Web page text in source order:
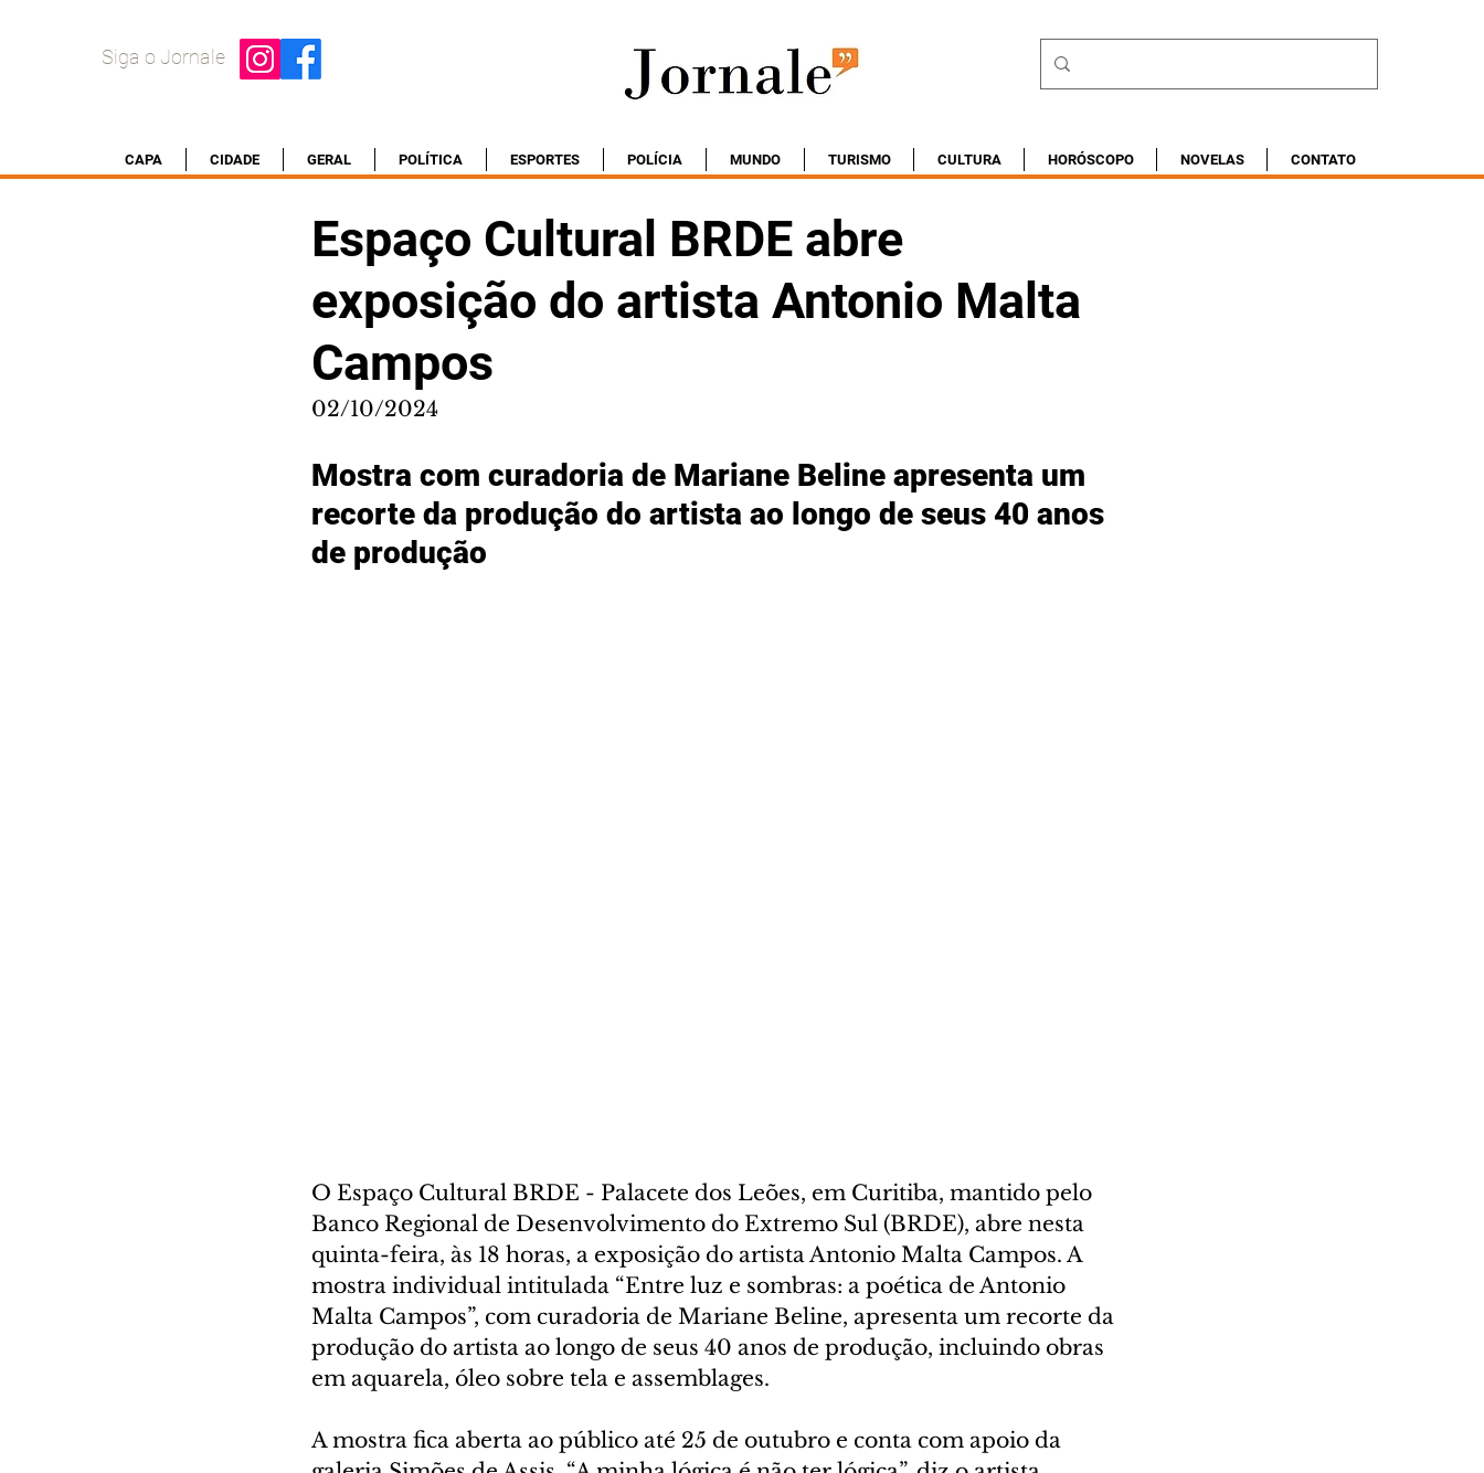
Siga o Jornale
CAPA CIDADE GERAL POLÍTICA ESPORTES POLÍCIA MUNDO TURISMO CULTURA HORÓSCOPO NOVELAS CONTATO
Espaço Cultural BRDE abre
exposição do artista Antonio Malta
Campos
02/10/2024
Mostra com curadoria de Mariane Beline apresenta um
recorte da produção do artista ao longo de seus 40 anos
de produção
O Espaço Cultural BRDE - Palacete dos Leões, em Curitiba, mantido pelo
Banco Regional de Desenvolvimento do Extremo Sul (BRDE), abre nesta
quinta-feira, às 18 horas, a exposição do artista Antonio Malta Campos. A
mostra individual intitulada “Entre luz e sombras: a poética de Antonio
Malta Campos”, com curadoria de Mariane Beline, apresenta um recorte da
produção do artista ao longo de seus 40 anos de produção, incluindo obras
em aquarela, óleo sobre tela e assemblages.
A mostra fica aberta ao público até 25 de outubro e conta com apoio da